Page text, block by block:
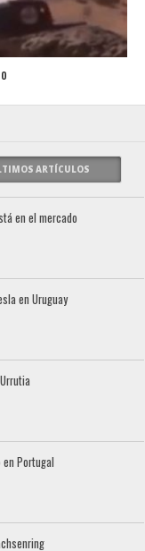
ARTÍCULOS
en el mercado
en Uruguay
Portugal